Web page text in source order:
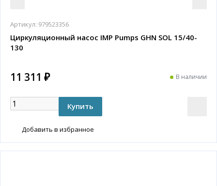
Артикул: 979523356
Циркуляционный насос IMP Pumps GHN SOL 15/40-
130
11 311 ₽ В наличии
Добавить в избранное